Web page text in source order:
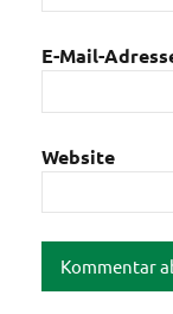
E-Mail-
Website